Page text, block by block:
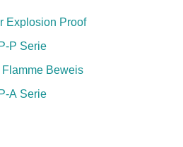
Explosion Proof
P Serie
Beweis
A Serie